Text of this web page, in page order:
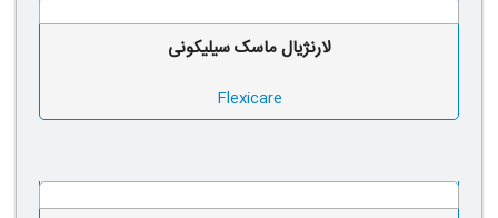
لارنژیال ماسک سیلیکونی
Flexicare